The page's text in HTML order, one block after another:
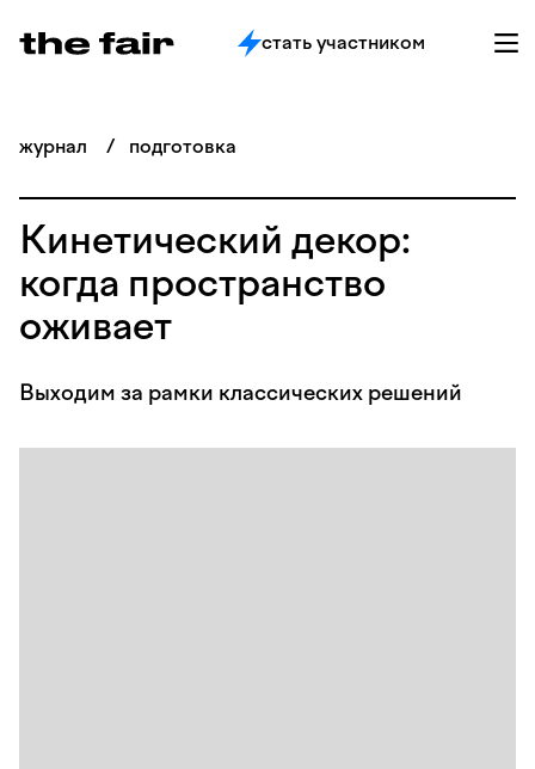
стать участником
журнал / подготовка
Кинетический декор:
когда пространство
оживает
Выходим за рамки классических решений